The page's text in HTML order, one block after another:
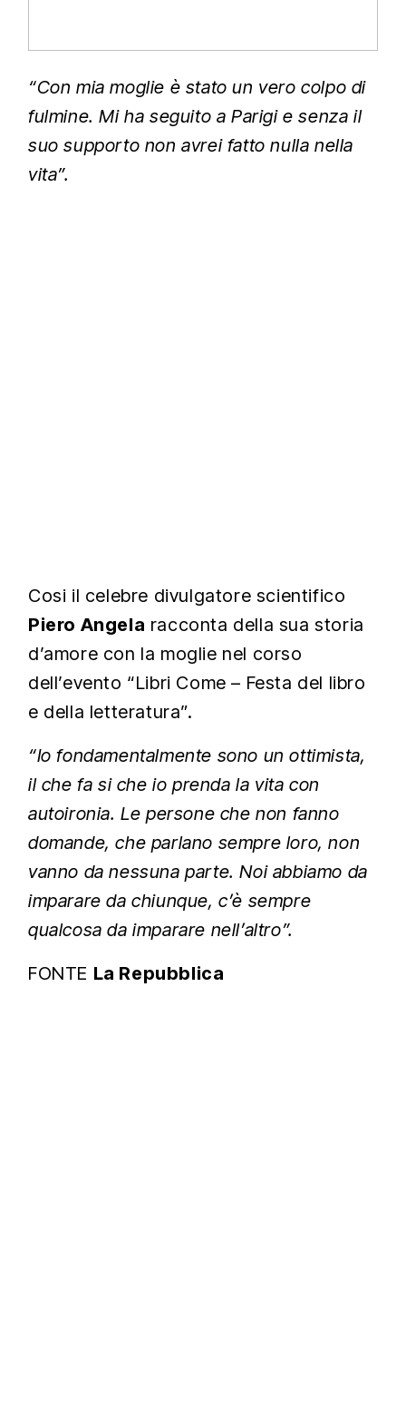
“Con mia moglie è stato un vero colpo di
fulmine. Mi ha seguito a Parigi e senza il
suo supporto non avrei fatto nulla nella
vita”.
Cosi il celebre divulgatore scientifico
Piero Angela racconta della sua storia
d’amore con la moglie nel corso
dell’evento “Libri Come – Festa del libro
e della letteratura”.
“Io fondamentalmente sono un ottimista,
il che fa si che io prenda la vita con
autoironia. Le persone che non fanno
domande, che parlano sempre loro, non
vanno da nessuna parte. Noi abbiamo da
imparare da chiunque, c’è sempre
qualcosa da imparare nell’altro”.
FONTE La Repubblica